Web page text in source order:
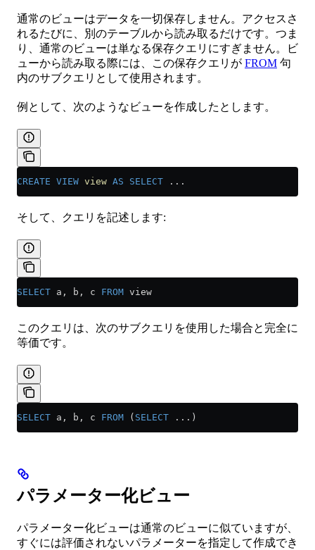
通常のビューはデータを一切保存しません。アクセスさ
れるたびに、別のテーブルから読み取るだけです。つま
り、通常のビューは単なる保存クエリにすぎません。ビ
ューから読み取る際には、この保存クエリが FROM 句
内のサブクエリとして使用されます。
例として、次のようなビューを作成したとします。
CREATE VIEW view AS SELECT ...
そして、クエリを記述します:
SELECT a, b, c FROM view
このクエリは、次のサブクエリを使用した場合と完全に
等価です。
SELECT a, b, c FROM ( SELECT ...)
パラメーター化ビュー
パラメーター化ビューは通常のビューに似ていますが、
すぐには評価されないパラメーターを指定して作成でき